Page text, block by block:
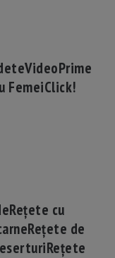
VideoPrime
FemeiClick!
Rețete cu
Rețete de
Rețete